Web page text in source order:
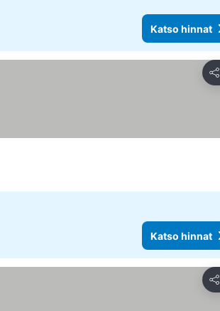
Katso hinnat
Jaa
Katso hinnat
Jaa